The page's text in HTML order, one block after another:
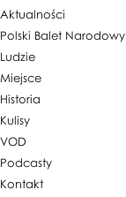
Aktualności
Polski Balet Narodowy
Ludzie
Miejsce
Historia
Kulisy
VOD
Podcasty
Kontakt